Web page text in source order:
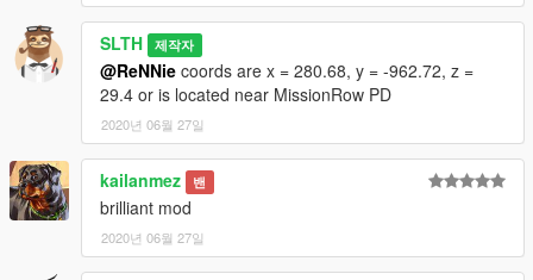
SLTH 제작자
@ReNNie coords are x = 280.68, y = -962.72, z =
29.4 or is located near MissionRow PD
2020년 06월 27일
kailanmez 밴
brilliant mod
2020년 06월 27일